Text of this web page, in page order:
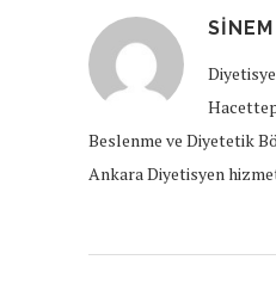
Beslenme ve Diyetetik
Ankara Diyetisyen